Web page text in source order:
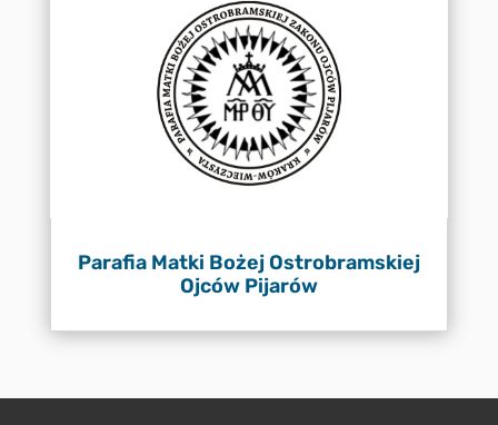
Parafia Matki Bożej Ostrobramskiej
Ojców Pijarów